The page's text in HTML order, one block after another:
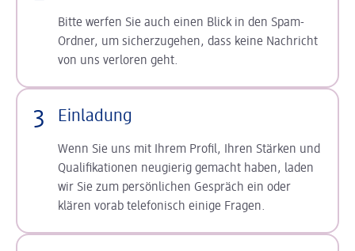
Bitte werfen Sie auch einen Blick in den Spam-
Ordner, um sicherzugehen, dass keine Nachricht
von uns verloren geht.
3 Einladung
Wenn Sie uns mit Ihrem Profil, Ihren Stärken und
Qualifikationen neugierig gemacht haben, laden
wir Sie zum persönlichen Gespräch ein oder
klären vorab telefonisch einige Fragen.